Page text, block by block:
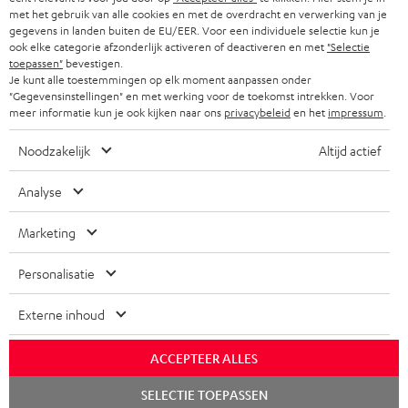
met het gebruik van alle cookies en met de overdracht en verwerking van je
gegevens in landen buiten de EU/EER. Voor een individuele selectie kun je
ook elke categorie afzonderlijk activeren of deactiveren en met "Selectie
toepassen" bevestigen.
Je kunt alle toestemmingen op elk moment aanpassen onder
"Gegevensinstellingen" en met werking voor de toekomst intrekken. Voor
meer informatie kun je ook kijken naar ons privacybeleiden het impressum
Noodzakelijk Altijd actief
Analyse
Marketing
Personalisatie
Externe inhoud
ACCEPTEER ALLES
SELECTIE TOEPASSEN